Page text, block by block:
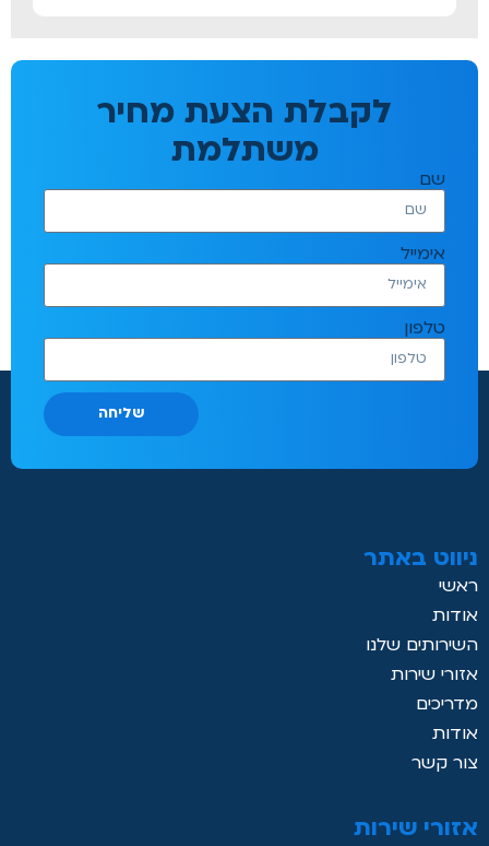
לקבלת הצעת מחיר
משתלמת
שם
אימייל
טלפון
שליחה
ניווט באתר
ראשי
אודות
השירותים שלנו
אזורי שירות
מדריכים
אודות
צור קשר
אזורי שירות